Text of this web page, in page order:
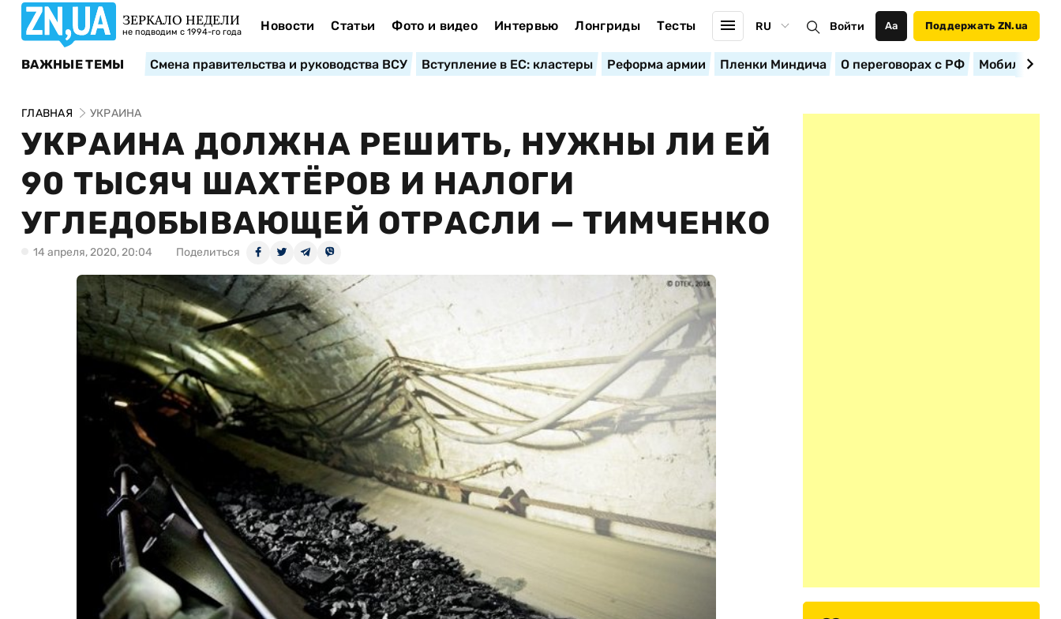
ЗЕРКАЛО НЕДЕЛИ
не подводим с 1994-го года Новости Статьи Фото и видео Интервью Лонгриды Тесты RU Войти Аа Поддержать ZN.ua
ВАЖНЫЕ ТЕМЫ Смена правительства и руководства ВСУ Вступление в ЕС: кластеры Реформа армии Пленки Миндича О переговорах с РФ
ГЛАВНАЯ УКРАИНА
УКРАИНА ДОЛЖНА РЕШИТЬ, НУЖНЫ ЛИ ЕЙ
90 ТЫСЯЧ ШАХТЁРОВ И НАЛОГИ
УГЛЕДОБЫВАЮЩЕЙ ОТРАСЛИ — ТИМЧЕНКО
14 апреля, 2020, 20:04 Поделиться